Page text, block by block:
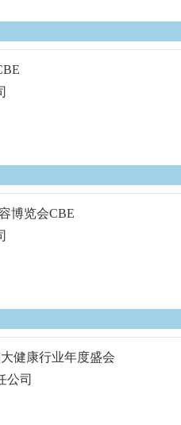
博览会CBE
健康行业年度盛会
公司